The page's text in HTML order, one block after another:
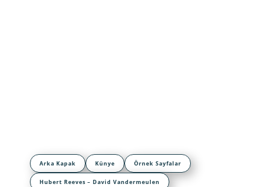
Arka Kapak Künye Örnek Sayfalar
Hubert Reeves – David Vandermeulen